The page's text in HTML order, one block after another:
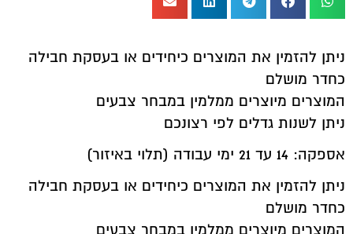
ניתן להזמין את המוצרים כיחידים או בעסקת חבילה
כחדר מושלם
המוצרים מיוצרים ממלמין במבחר צבעים
ניתן לשנות גדלים לפי רצונכם
אספקה: 14 עד 21 ימי עבודה (תלוי באיזור)
ניתן להזמין את המוצרים כיחידים או בעסקת חבילה
כחדר מושלם
המוצרים מיוצרים ממלמין במבחר צבעים